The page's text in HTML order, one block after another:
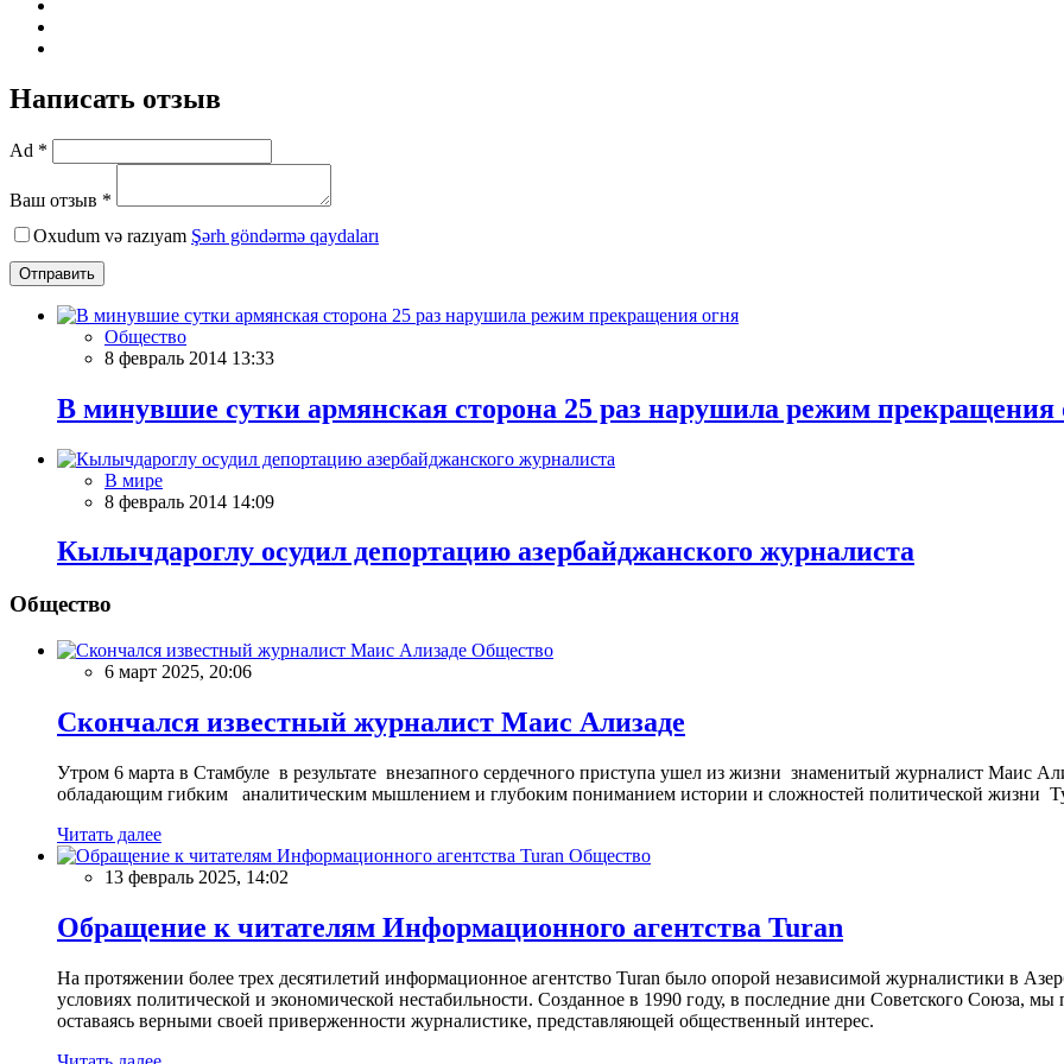
Написать отзыв
Ad *
Ваш отзыв *
Oxudum və razıyam Şərh göndərmə qaydaları
Отправить
Общество
8 февраль 2014 13:33
В минувшие сутки армянская сторона 25 раз нарушила режим прекращения
В мире
8 февраль 2014 14:09
Кылычдароглу осудил депортацию азербайджанского журналиста
Общество
Общество
6 март 2025, 20:06
Скончался известный журналист Маис Ализаде
Утром 6 марта в Стамбуле в результате внезапного сердечного приступа ушел из жизни знаменитый журналист Маис
обладающим гибким аналитическим мышлением и глубоким пониманием истории и сложностей политической жизни
Читать далее
Общество
13 февраль 2025, 14:02
Обращение к читателям Информационного агентства Turan
На протяжении более трех десятилетий информационное агентство Turan было опорой независимой журналистики в
условиях политической и экономической нестабильности. Созданное в 1990 году, в последние дни Советского Союза,
оставаясь верными своей приверженности журналистике, представляющей общественный интерес.